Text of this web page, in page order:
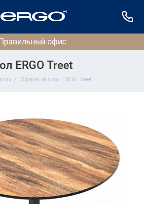
ERGO Treet
Офисный стол ERGO Treet